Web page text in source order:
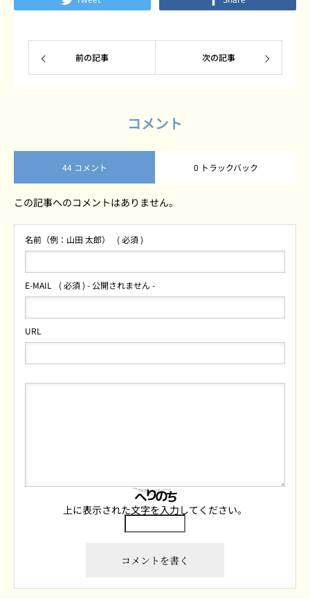
前の記事 次の記事
コメント
44 コメント 0 トラックバック
この記事へのコメントはありません。
名前（例：山田 太郎） ( 必須 )
E-MAIL ( 必須 ) - 公開されません -
URL
上に表示された文字を入力してください。